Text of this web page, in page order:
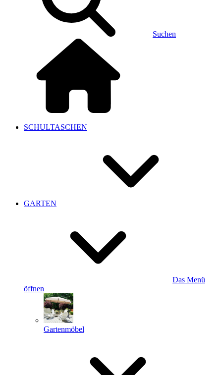
Suchen
SCHULTASCHEN
GARTEN
Das Menü
öffnen
Gartenmöbel